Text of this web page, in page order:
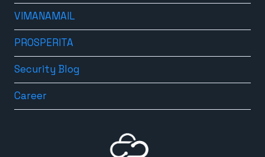
VIMANAMAIL
PROSPERITA
Security Blog
Career